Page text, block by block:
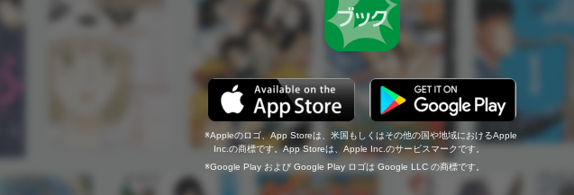
Appleのロゴ、App Storeは、米国もしくはその他の国や地域におけるApple
Inc.の商標です。App Storeは、Apple Inc.のサービスマークです。
Google Play および Google Play ロゴは Google LLC の商標です。